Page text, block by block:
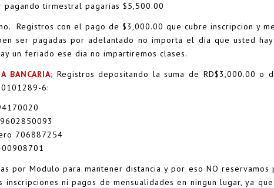
pagando tirmestral pagarias $5,500.00
Registros con el pago de $3,000.00 que cubre inscripcion y
ser pagadas por adelantado no importa el dia que usted
un feriado ese dia no impartiremos clases.
BANCARIA; Registros depositando la suma de RD$3,000.00 o
6:
706887254
por Modulo para mantener distancia y por eso NO
inscripciones ni pagos de mensualidades en ningun lugar, ya